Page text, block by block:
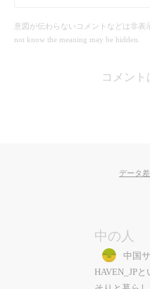
意図が伝わらないコメントなどは非表
not know the meaning may be hidden.
コメン
データ
中の人
中国
HAVEN_JP